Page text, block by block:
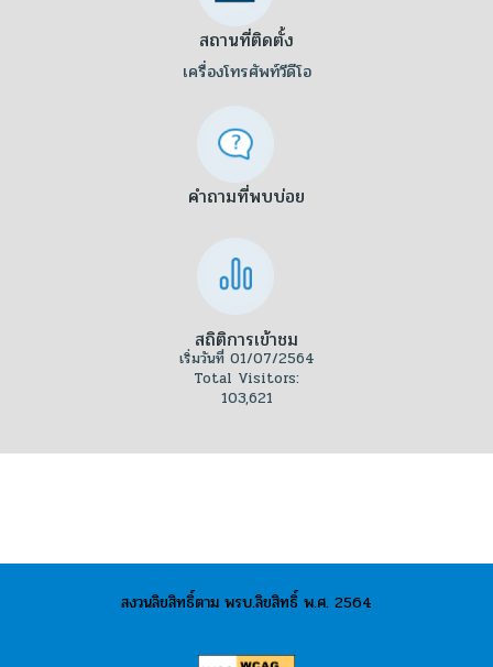
สถานที่ติดตั้ง
เครื่องโทรศัพท์วีดีโอ
คำถามที่พบบ่อย
สถิติการเข้าชม
เริ่มวันที่ 01/07/2564
Total Visitors:
103,621
สงวนลิขสิทธิ์ตาม พรบ.ลิขสิทธิ์ พ.ศ. 2564